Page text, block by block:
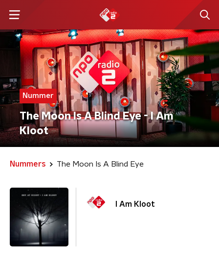
Nummer
The Moon Is A Blind Eye - I Am
Kloot
Nummers The Moon Is A Blind Eye
I Am Kloot